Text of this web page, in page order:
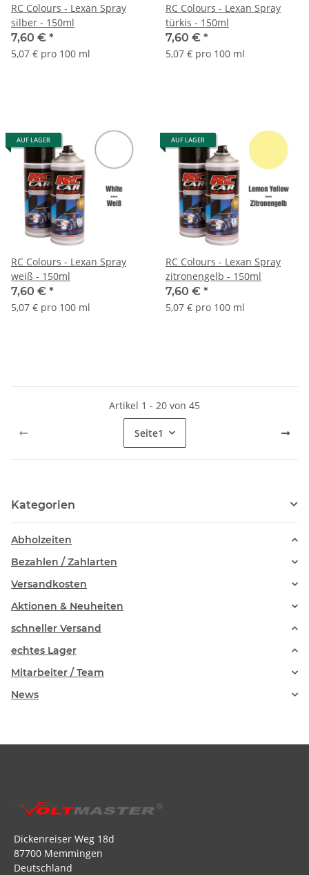
RC Colours - Lexan Spray
silber - 150ml
7,60 € *
5,07 € pro 100 ml
RC Colours - Lexan Spray
türkis - 150ml
7,60 € *
5,07 € pro 100 ml
AUF LAGER
RC Colours - Lexan Spray
weiß - 150ml
7,60 € *
5,07 € pro 100 ml
AUF LAGER
RC Colours - Lexan Spray
zitronengelb - 150ml
7,60 € *
5,07 € pro 100 ml
Artikel 1 - 20 von 45
Seite1
Kategorien
Abholzeiten
Bezahlen / Zahlarten
Versandkosten
Aktionen & Neuheiten
schneller Versand
echtes Lager
Mitarbeiter / Team
News
Dickenreiser Weg 18d
87700 Memmingen
Deutschland